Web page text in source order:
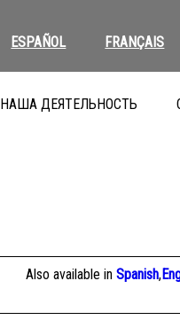
ESPAÑOL FRANÇAIS
НАША ДЕЯТЕЛЬНОСТЬ
Also available inSpanish,